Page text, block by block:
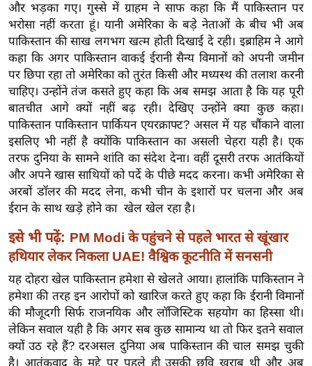
इं
डि
या
सा
हि
त्य
ज
ग
त
ऑ
टो
व
र्ल्ड
न्यू
ज
ब्री
फ
म
नो
और भड़का गए। गुस्से में ग्राहम ने साफ कहा कि मैं पाकिस्तान पर
भरोसा नहीं करता हूं। यानी अमेरिका के बड़े नेताओं के बीच भी अब
पाकिस्तान की साख लगभग खत्म होती दिखाई दे रही। इब्राहिम ने आगे
कहा कि अगर पाकिस्तान वाकई ईरानी सैन्य विमानों को अपनी जमीन
पर छिपा रहा तो अमेरिका को तुरंत किसी और मध्यस्थ की तलाश करनी
चाहिए। उन्होंने तंज कसते हुए कहा कि अब समझ आता है कि यह पूरी
बातचीत आगे क्यों नहीं बढ़ रही। देखिए उन्होंने क्या कुछ कहा।
पाकिस्तान पाकिस्तान पार्कियन एयरक्राफ्ट? असल में यह चौंकाने वाला
इसलिए भी नहीं है क्योंकि पाकिस्तान का असली चेहरा यही है। एक
तरफ दुनिया के सामने शांति का संदेश देना। वहीं दूसरी तरफ आतंकियों
और अपने खास साथियों को पर्दे के पीछे मदद करना। कभी अमेरिका से
अरबों डॉलर की मदद लेना, कभी चीन के इशारों पर चलना और अब
ईरान के साथ खड़े होने का खेल खेल रहा है।
इसे भी पढ़ें: PM Modi के पहुंचने से पहले भारत से खूंखार
हथियार लेकर निकला UAE! वैश्विक कूटनीति में सनसनी
यह दोहरा खेल पाकिस्तान हमेशा से खेलते आया। हालांकि पाकिस्तान ने
हमेशा की तरह इन आरोपों को खारिज करते हुए कहा कि ईरानी विमानों
की मौजूदगी सिर्फ राजनयिक और लॉजिस्टिक सहयोग का हिस्सा थी।
लेकिन सवाल यही है कि अगर सब कुछ सामान्य था तो फिर इतने सवाल
क्यों उठ रहे हैं? दरअसल दुनिया अब पाकिस्तान की चाल समझ चुकी
है। आतंकवाद के मुद्दे पर पहले ही उसकी छवि खराब थी और अब